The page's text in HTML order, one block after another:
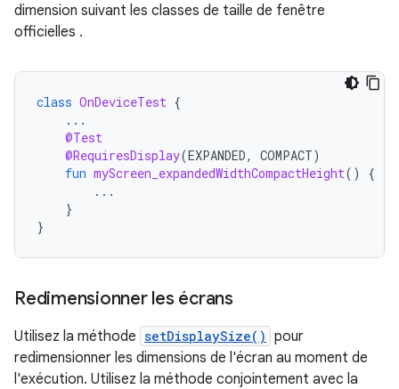
dimension suivant les classes de taille de fenêtre
officielles .
class OnDeviceTest {
...
@Test
@RequiresDisplay(EXPANDED, COMPACT)
fun myScreen_expandedWidthCompactHeight()
{
...
}
}
Redimensionner les écrans
Utilisez la méthode setDisplaySize() pour
redimensionner les dimensions de l'écran au moment de
l'exécution. Utilisez la méthode conjointement avec la